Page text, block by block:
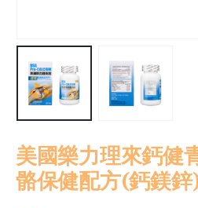
美國樂力理來鈣健
骼保健配方(鈣鎂鋅